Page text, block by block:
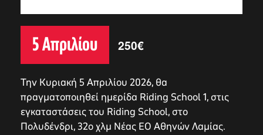
5 Απριλίου 250€
Την Κυριακή 5 Απριλίου 2026, θα
πραγματοποιηθεί ημερίδα Riding School 1, στις
εγκαταστάσεις του Riding School, στο
Πολυδένδρι, 32ο χλμ Νέας ΕΟ Αθηνών Λαμίας.